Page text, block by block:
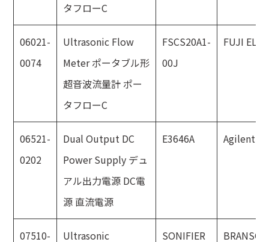
タフローC
06021-
0074
Ultrasonic Flow
Meter ポータブル形
超音波流量計 ポー
タフローC
FSCS20A1-
00J
FUJI
06521-
0202
Dual Output DC
Power Supply デュ
アル出力電源 DC電
源 直流電源
E3646A Agilent
07510-
Ultrasonic
SONIFIER
BRANSON